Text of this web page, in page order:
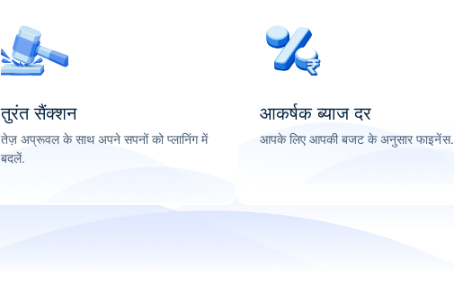
तुरंत सैंक्शन
तेज़ अप्रूवल के साथ अपने सपनों को प्लानिंग में
बदलें.
आकर्षक ब्याज दर
आपके लिए आपकी बजट के अनुसार फाइनेंस.